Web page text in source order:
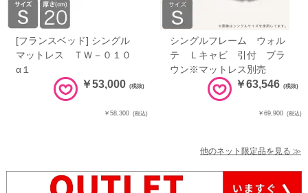
[フランスベッド] シングル
マットレス ＴＷ－０１０
α１
￥53,000 (税抜)
￥58,300 (税込)
シングルフレーム ウォル
テ Ｌキャビ 引付 ブラ
ウン※マットレス別売
￥63,546 (税抜)
￥69,900 (税込)
他のネット限定品を見る ≫